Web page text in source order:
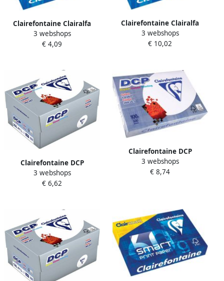
Clairefontaine Clairalfa
printpapier ft A5 80 g pak
van 500 vel
3 webshops
€ 4,09
Clairefontaine Clairalfa
presentatiepapier A4 110 g
pak van 500 vel
3 webshops
€ 10,02
Clairefontaine DCP
presentatiepapier A4 250 g
pak van 125 vel
3 webshops
€ 6,62
Clairefontaine DCP
presentatiepapier A4 100 g
pak van 500 vel
3 webshops
€ 8,74